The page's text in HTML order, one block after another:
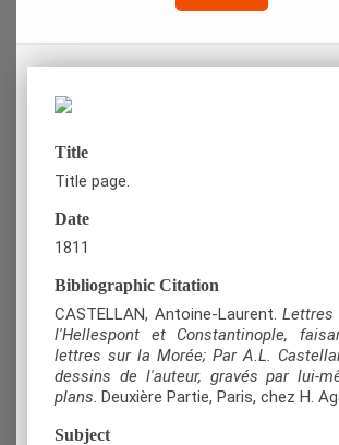
Title
Title page.
Date
1811
Bibliographic Citation
CASTELLAN, Antoine-Laurent.Lettres
l'Hellespont et Constantinople,
lettres sur la Morée; Par A.L.
dessins de l'auteur, gravés par lui-
plans. Deuxière Partie, Paris, chez H.
Subject